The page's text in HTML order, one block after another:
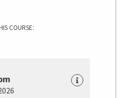
COURSE: